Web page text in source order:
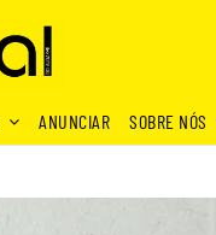
ANUNCIAR SOBRE NÓS